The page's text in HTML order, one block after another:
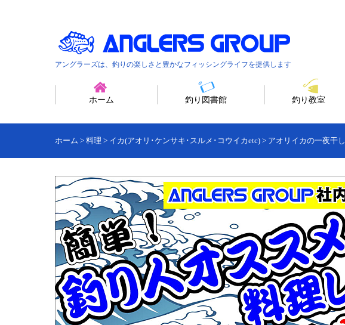
アングラーズは、釣りの楽しさと豊かなフィッシングライフを提供します
ホーム 釣り図書館 釣り教室
ホーム > 料理 > イカ(アオリ･ケンサキ･スルメ･コウイカetc) > アオリイカの一夜干し